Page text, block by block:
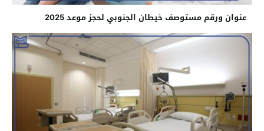
عنوان ورقم مستوصف خيطان الجنوبي لحجز موعد 2025